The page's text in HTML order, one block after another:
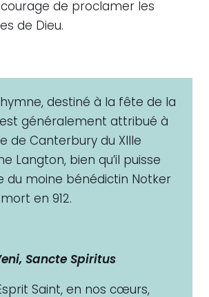
de proclamer les
de Dieu.
destiné à la fête de la
généralement attribué à
de Canterbury du XIIIe
Langton, bien qu’il puisse
du moine bénédictin Notker
en 912.
Sancte Spiritus
Saint, en nos cœurs,